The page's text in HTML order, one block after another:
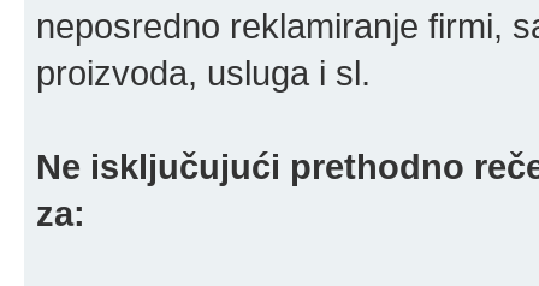
neposredno reklamiranje firmi,
proizvoda, usluga i sl.
Ne isključujući prethodno
za: